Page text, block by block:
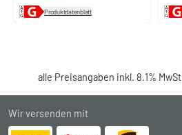
Produktdatenblatt
alle Preisangaben inkl. 8.1%
Wir versenden mit